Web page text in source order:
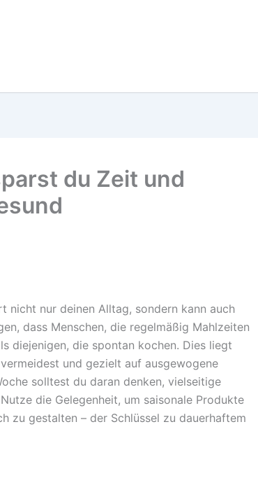
du Zeit und
nicht nur deinen Alltag, sondern kann auch
dass Menschen, die regelmäßig Mahlzeiten
diejenigen, die spontan kochen. Dies liegt
und gezielt auf ausgewogene
solltest du daran denken, vielseitige
die Gelegenheit, um saisonale Produkte
zu gestalten – der Schlüssel zu dauerhaftem